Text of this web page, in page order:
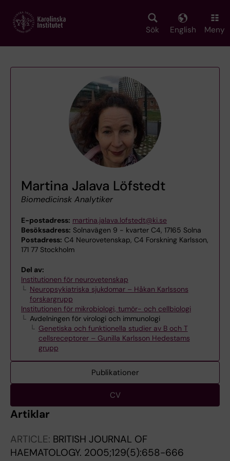
main
Sök English Meny
Martina Jalava Löfstedt
Biomedicinsk Analytiker
E-postadress: martina.jalava.lofstedt@ki.se
Besöksadress: Solnavägen 9 - kvarter C4, 17165 Solna
Postadress: C4 Neurovetenskap, C4 Forskning Karlsson,
171 77 Stockholm
Del av:
Institutionen för neurovetenskap
Neuropsykiatriska sjukdomar – Håkan Karlssons
forskargrupp
Institutionen för mikrobiologi, tumör- och cellbiologi
Avdelningen för virologi och immunologi
Genetiska och funktionella studier av B och T
cellsreceptorer – Gunilla Karlsson Hedestams
grupp
Publikationer
CV
Artiklar
ARTICLE: BRITISH JOURNAL OF
HAEMATOLOGY. 2005;129(5):658-666